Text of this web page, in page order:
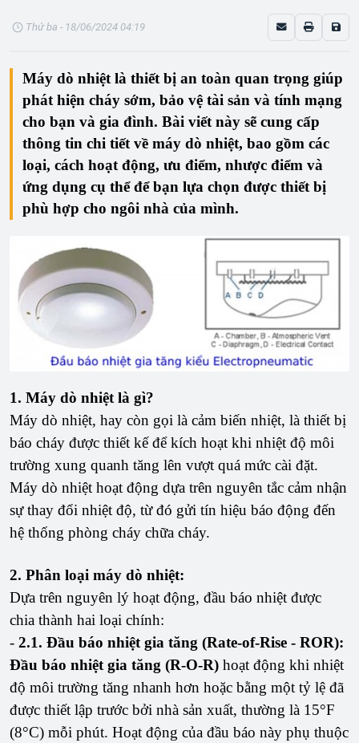
Thứ ba - 18/06/2024 04:19
Máy dò nhiệt là thiết bị an toàn quan trọng giúp
phát hiện cháy sớm, bảo vệ tài sản và tính mạng
cho bạn và gia đình. Bài viết này sẽ cung cấp
thông tin chi tiết về máy dò nhiệt, bao gồm các
loại, cách hoạt động, ưu điểm, nhược điểm và
ứng dụng cụ thể để bạn lựa chọn được thiết bị
phù hợp cho ngôi nhà của mình.
1. Máy dò nhiệt là gì?
Máy dò nhiệt, hay còn gọi là cảm biến nhiệt, là thiết bị
báo cháy được thiết kế để kích hoạt khi nhiệt độ môi
trường xung quanh tăng lên vượt quá mức cài đặt.
Máy dò nhiệt hoạt động dựa trên nguyên tắc cảm nhận
sự thay đổi nhiệt độ, từ đó gửi tín hiệu báo động đến
hệ thống phòng cháy chữa cháy.
2. Phân loại máy dò nhiệt:
Dựa trên nguyên lý hoạt động, đầu báo nhiệt được
chia thành hai loại chính:
- 2.1. Đầu báo nhiệt gia tăng (Rate-of-Rise - ROR):
Đầu báo nhiệt gia tăng (R-O-R) hoạt động khi nhiệt
độ môi trường tăng nhanh hơn hoặc bằng một tỷ lệ đã
được thiết lập trước bởi nhà sản xuất, thường là 15°F
(8°C) mỗi phút. Hoạt động của đầu báo này phụ thuộc